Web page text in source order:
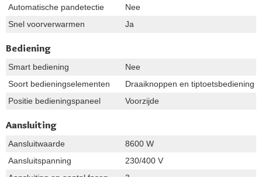
Automatische pandetectie
Nee
Snel voorverwarmen
Ja
Bediening
Smart bediening
Nee
Soort bedieningselementen
Draaiknoppen en tiptoetsbediening
Positie bedieningspaneel
Voorzijde
Aansluiting
Aansluitwaarde
8600 W
Aansluitspanning
230/400 V